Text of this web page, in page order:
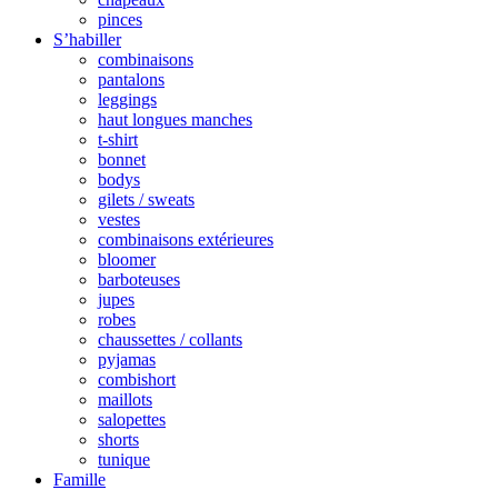
pinces
S’habiller
combinaisons
pantalons
leggings
haut longues manches
t-shirt
bonnet
bodys
gilets / sweats
vestes
combinaisons extérieures
bloomer
barboteuses
jupes
robes
chaussettes / collants
pyjamas
combishort
maillots
salopettes
shorts
tunique
Famille